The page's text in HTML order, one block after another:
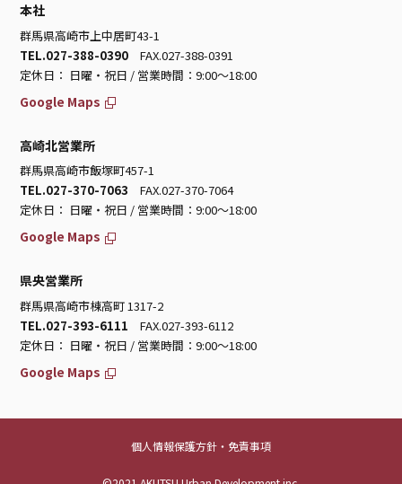
本社
群馬県高崎市上中居町43-1
TEL.027-388-0390 FAX.027-388-0391
定休日： 日曜・祝日 / 営業時間：9:00～18:00
Google Maps
高崎北営業所
群馬県高崎市飯塚町457-1
TEL.027-370-7063 FAX.027-370-7064
定休日： 日曜・祝日 / 営業時間：9:00～18:00
Google Maps
県央営業所
群馬県高崎市棟高町 1317-2
TEL.027-393-6111 FAX.027-393-6112
定休日： 日曜・祝日 / 営業時間：9:00～18:00
Google Maps
個人情報保護方針・免責事項